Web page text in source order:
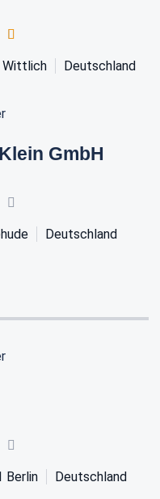
Wittlich Deutschland
GmbH
Deutschland
Berlin Deutschland